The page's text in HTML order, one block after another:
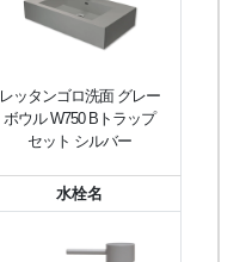
レッタンゴロ洗面 グレー
ボウル W750 Bトラップ
セット シルバー
水栓名